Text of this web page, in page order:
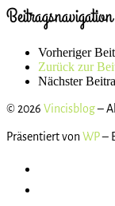
Beitragsnavigation
Vorheriger
Zurück zur
Nächster
© 2026 Vincisblog–
Präsentiert von WP–